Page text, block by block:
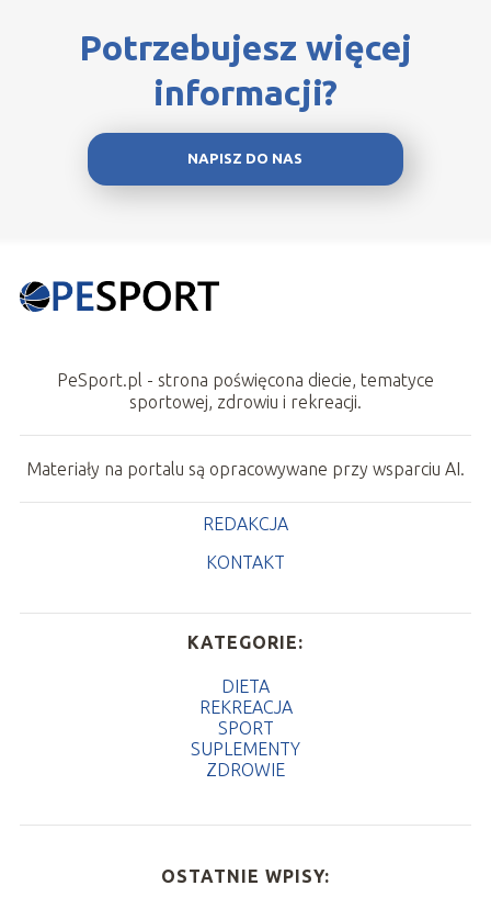
Potrzebujesz więcej
informacji?
NAPISZ DO NAS
PeSport.pl - strona poświęcona diecie, tematyce
sportowej, zdrowiu i rekreacji.
Materiały na portalu są opracowywane przy wsparciu AI.
REDAKCJA
KONTAKT
KATEGORIE:
DIETA
REKREACJA
SPORT
SUPLEMENTY
ZDROWIE
OSTATNIE WPISY: